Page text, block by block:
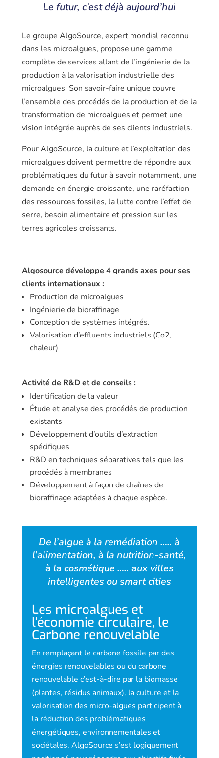
Le futur, c’est déjà aujourd’hui
Le groupe AlgoSource, expert mondial reconnu
dans les microalgues, propose une gamme
complète de services allant de l’ingénierie de la
production à la valorisation industrielle des
microalgues. Son savoir-faire unique couvre
l’ensemble des procédés de la production et de la
transformation de mi­croalgues et permet une
vision intégrée auprès de ses clients industriels.
Pour AlgoSource, la culture et l’exploitation des
microalgues doivent permettre de répondre aux
problématiques du futur à savoir notamment, une
demande en énergie croissante, une raréfaction
des ressources fossiles, la lutte contre l’effet de
serre, besoin alimentaire et pression sur les
terres agricoles croissants.
Algosource développe 4 grands axes pour ses
clients internationaux :
Production de microalgues
Ingénierie de bioraffinage
Conception de systèmes intégrés.
Valorisation d’effluents industriels (Co2,
chaleur)
Activité de R&D et de conseils :
Identification de la valeur
Étude et analyse des procédés de production
existants
Développement d’outils d’extraction
spécifiques
R&D en techniques séparatives tels que les
procédés à membranes
Développement à façon de chaînes de
bioraffinage adaptées à chaque espèce.
De l’algue à la remédiation ….. à
l’alimentation, à la nutrition-santé,
à la cosmétique ….. aux villes
intelligentes ou smart cities
Les microalgues et
l’économie circulaire, le
Carbone renouvelable
En remplaçant le carbone fossile par des
énergies renouvelables ou du carbone
renouvelable c’est-à-dire par la biomasse
(plantes, résidus animaux), la culture et la
valorisation des micro-algues participent à
la réduction des problématiques
énergétiques, environne­mentales et
sociétales. AlgoSource s’est logiquement